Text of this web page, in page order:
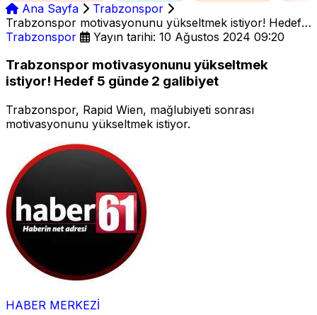
Ana Sayfa
Trabzonspor
Trabzonspor motivasyonunu yükseltmek istiyor! Hedef 5
günde 2 galibiyet
Trabzonspor Yayın tarihi: 10 Ağustos 2024 09:20
Trabzonspor motivasyonunu yükseltmek
istiyor! Hedef 5 günde 2 galibiyet
Trabzonspor, Rapid Wien, mağlubiyeti sonrası
motivasyonunu yükseltmek istiyor.
HABER MERKEZİ